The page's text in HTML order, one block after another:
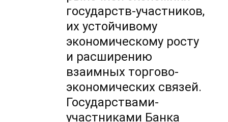
государств-участников,
их устойчивому
экономическому росту
и расширению
взаимных торгово-
экономических связей.
Государствами-
участниками Банка